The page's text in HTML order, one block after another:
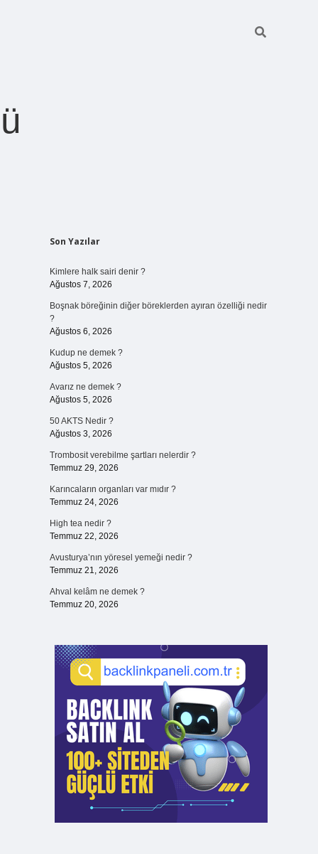
Sidebar
Son Yazılar
Kimlere halk sairi denir ?
Ağustos 7, 2026
Boşnak böreğinin diğer böreklerden ayıran özelliği nedir
?
Ağustos 6, 2026
Kudup ne demek ?
Ağustos 5, 2026
Avarız ne demek ?
Ağustos 5, 2026
50 AKTS Nedir ?
Ağustos 3, 2026
Trombosit verebilme şartları nelerdir ?
Temmuz 29, 2026
Karıncaların organları var mıdır ?
Temmuz 24, 2026
High tea nedir ?
Temmuz 22, 2026
Avusturya’nın yöresel yemeği nedir ?
Temmuz 21, 2026
Ahval kelâm ne demek ?
Temmuz 20, 2026